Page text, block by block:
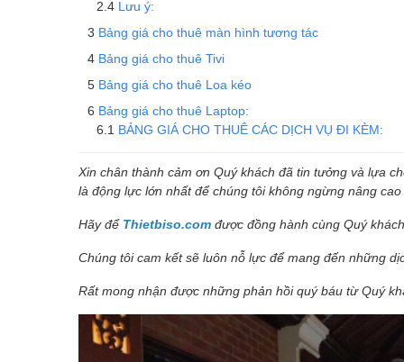
Lưu ý:
Bảng giá cho thuê màn hình tương tác
Bảng giá cho thuê Tivi
Bảng giá cho thuê Loa kéo
Bảng giá cho thuê Laptop:
BẢNG GIÁ CHO THUÊ CÁC DỊCH VỤ ĐI KÈM:
Xin chân thành cảm ơn Quý khách đã tin tưởng và lựa
là động lực lớn nhất để chúng tôi không ngừng nâng
Hãy để Thietbiso.com được đồng hành cùng Quý
Chúng tôi cam kết sẽ luôn nỗ lực để mang đến những
Rất mong nhận được những phản hồi quý báu từ Quý